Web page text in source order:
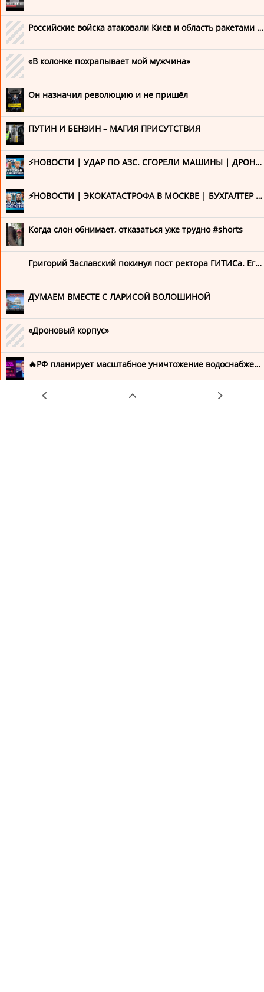
Каспаров.Ru
Медуза LIVE
Михаил Ходорковский
Настоящее Время
Новая Газета. Европа
Радио Свобода
YouTube каналы
Александр Невзоров
В гостях у Гордона
Максим Кац
Сергей Жирнов
Ходорковский LIVE
Шейтельман
Российские войска атаковали Киев и область ракетами и дронами. Погибли как минимум 17 человек
«В колонке похрапывает мой мужчина»
Он назначил революцию и не пришёл
ПУТИН И БЕНЗИН – МАГИЯ ПРИСУТСТВИЯ
⚡️НОВОСТИ | УДАР ПО АЗС. СГОРЕЛИ МАШИНЫ | ДРОНЫ ПОД МОСКВОЙ | WILDBERRIES В ОГНЕ | МАССОВЫЕ СБОИ VPN
⚡️НОВОСТИ | ЭКОКАТАСТРОФА В МОСКВЕ | БУХГАЛТЕР ВО ГЛАВЕ ГИТИСА | VPN БЛОКИРУЮТ | ЗАГАДОЧНОЕ УБИЙСТВО
Когда слон обнимает, отказаться уже трудно #shorts
Григорий Заславский покинул пост ректора ГИТИСа. Его проверяет полиция
ДУМАЕМ ВМЕСТЕ С ЛАРИСОЙ ВОЛОШИНОЙ
«Дроновый корпус»
🔥РФ планирует масштабное уничтожение водоснабжения в Украине! @SergueiJirnov/@holovanov ​